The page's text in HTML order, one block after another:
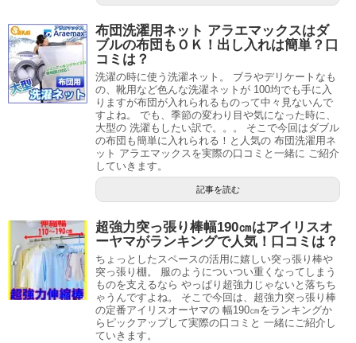
布団洗濯用ネット アラエマックスはダ
ブルの布団もＯＫ！出し入れは簡単？口
コミは？
洗濯の時に使う洗濯ネット。 ブラやデリケートなも
の、靴用など色んな洗濯ネットが 100均でも手に入
りますが布団が入れられるものって中々見ないんで
すよね。 でも、季節の変わり目や気になった時に、
大型の 洗濯もしたい訳で。。。 そこで今回はダブル
の布団も簡単に入れられる！と人気の 布団洗濯用ネ
ット アラエマックスを実際の口コミと一緒に ご紹介
していきます。
記事を読む
超強力突っ張り棒幅190㎝はアイリスオ
ーヤマがランキングで人気！口コミは？
ちょっとしたスペースの活用に嬉しい突っ張り棒や
突っ張り棚。 服のようについつい重くなってしまう
ものを支えるなら やっぱり超強力じゃないと落ちち
ゃうんですよね。 そこで今回は、超強力突っ張り棒
の定番アイリスオーヤマの 幅190㎝をランキングか
らピックアップして実際の口コミと 一緒にご紹介し
ていきます。